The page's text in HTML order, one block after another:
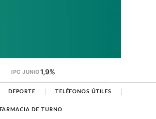
IPC JUNIO1,9%
DEPORTE TELÉFONOS ÚTILES
FARMACIA DE TURNO